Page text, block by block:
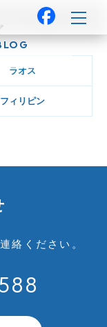
ラオス
フィリピン
絡ください。